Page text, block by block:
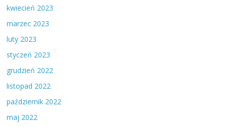
kwiecień 2023
marzec 2023
luty 2023
styczeń 2023
grudzień 2022
listopad 2022
październik 2022
maj 2022